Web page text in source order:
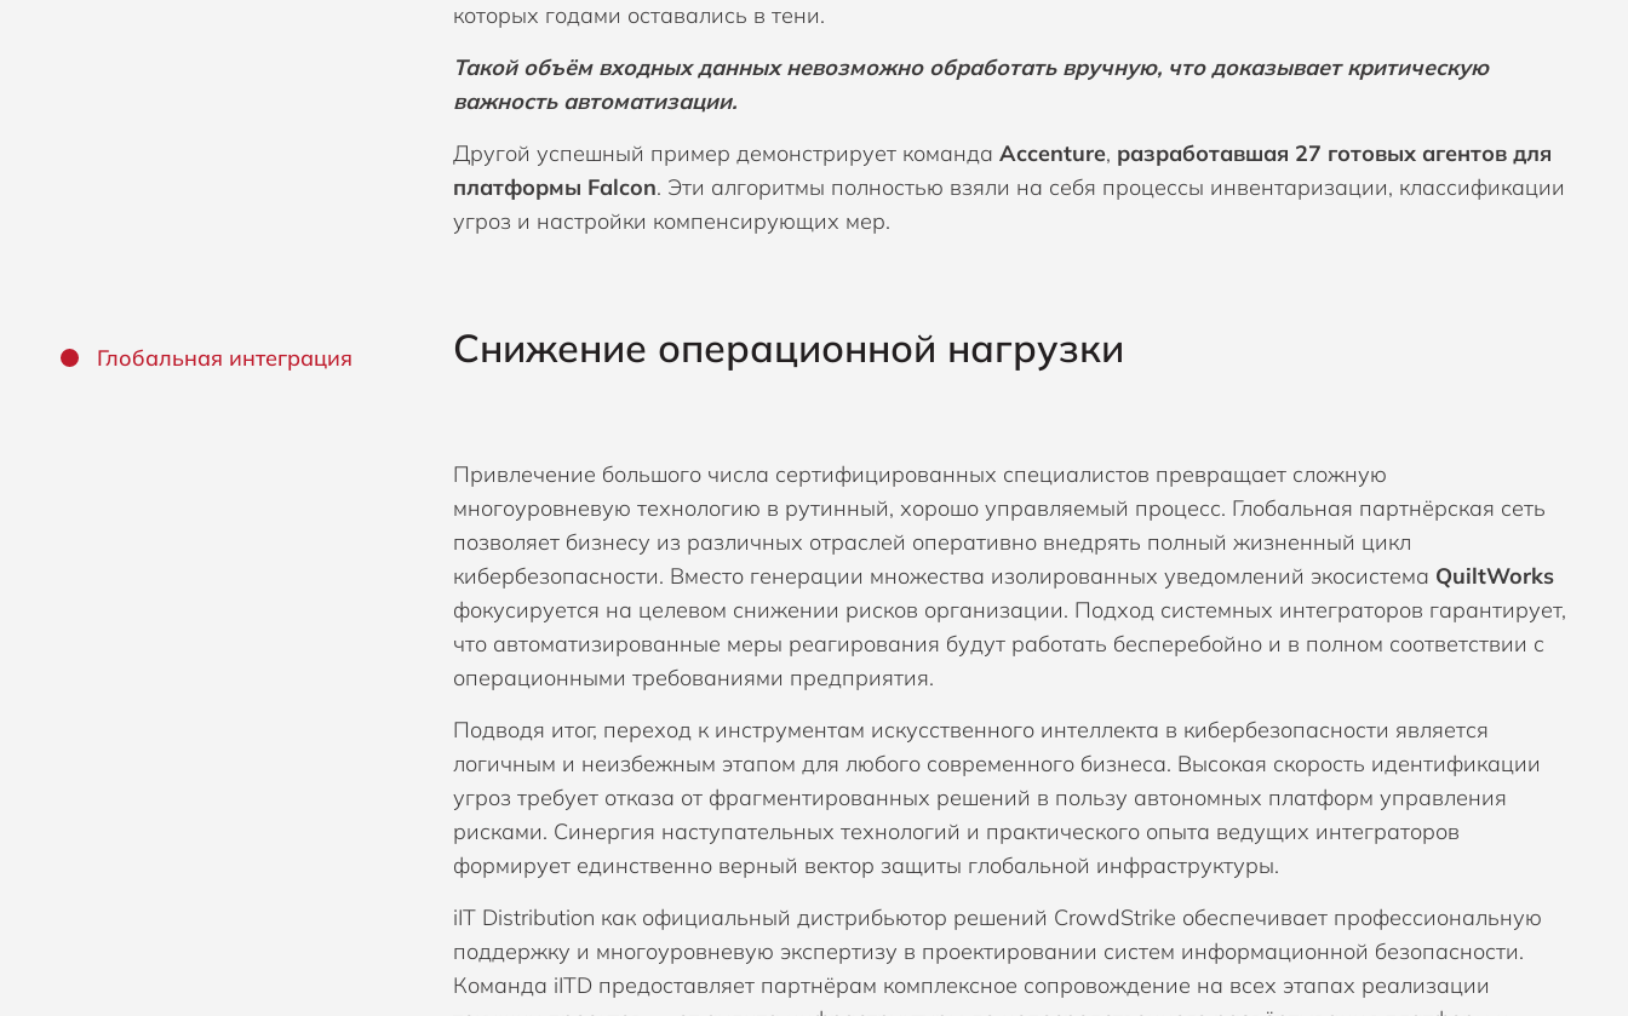
которых годами оставались в тени.
Такой объём входных данных невозможно обработать вручную, что доказывает критическую
важность автоматизации.
Другой успешный пример демонстрирует команда Accenture, разработавшая 27 готовых агентов для
платформы Falcon. Эти алгоритмы полностью взяли на себя процессы инвентаризации, классификации
угроз и настройки компенсирующих мер.
Глобальная интеграция Снижение операционной нагрузки
Привлечение большого числа сертифицированных специалистов превращает сложную
многоуровневую технологию в рутинный, хорошо управляемый процесс. Глобальная партнёрская сеть
позволяет бизнесу из различных отраслей оперативно внедрять полный жизненный цикл
кибербезопасности. Вместо генерации множества изолированных уведомлений экосистема QuiltWorks
фокусируется на целевом снижении рисков организации. Подход системных интеграторов гарантирует,
что автоматизированные меры реагирования будут работать бесперебойно и в полном соответствии с
операционными требованиями предприятия.
Подводя итог, переход к инструментам искусственного интеллекта в кибербезопасности является
логичным и неизбежным этапом для любого современного бизнеса. Высокая скорость идентификации
угроз требует отказа от фрагментированных решений в пользу автономных платформ управления
рисками. Синергия наступательных технологий и практического опыта ведущих интеграторов
формирует единственно верный вектор защиты глобальной инфраструктуры.
iIT Distribution как официальный дистрибьютор решений CrowdStrike обеспечивает профессиональную
поддержку и многоуровневую экспертизу в проектировании систем информационной безопасности.
Команда iITD предоставляет партнёрам комплексное сопровождение на всех этапах реализации